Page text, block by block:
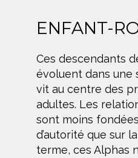
ENFANT-
Ces descendants
évoluent dans une
vit au centre des
adultes. Les
sont moins
d’autorité que sur
terme, ces Alphas